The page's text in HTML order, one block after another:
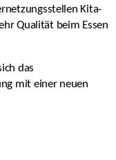
Kita-
Qualität beim Essen
das
mit einer neuen